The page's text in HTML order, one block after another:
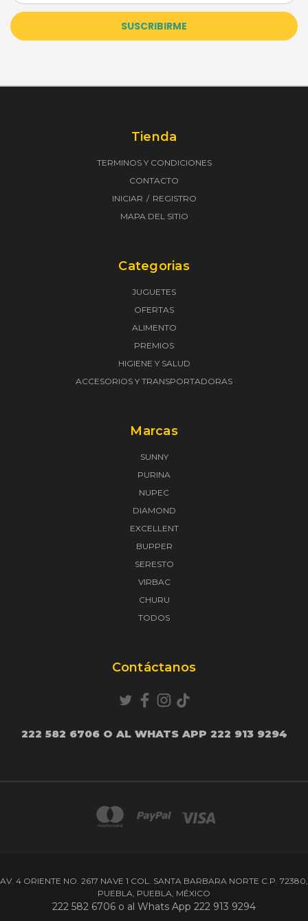
correo
electrónico
Tienda
TERMINOS Y CONDICIONES
CONTACTO
INICIAR
REGISTRO
MAPA DEL SITIO
Categorias
JUGUETES
OFERTAS
ALIMENTO
PREMIOS
HIGIENE Y SALUD
ACCESORIOS Y TRANSPORTADORAS
Marcas
SUNNY
PURINA
NUPEC
DIAMOND
EXCELLENT
BUPPER
SERESTO
VIRBAC
CHURU
TODOS
Contáctanos
222 582 6706 O AL WHATS APP 222 913 9294
AV. 4 ORIENTE NO. 2617 NAVE 1 COL. SANTA BARBARA NORTE C.P. 72380,
PUEBLA, PUEBLA, MÉXICO
222 582 6706 o al Whats App 222 913 9294